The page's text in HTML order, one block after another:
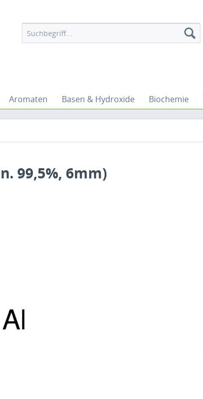
Aromaten Basen & Hydroxide Biochemie
99,5%, 6mm)